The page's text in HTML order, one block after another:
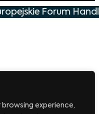
experience,
Forum